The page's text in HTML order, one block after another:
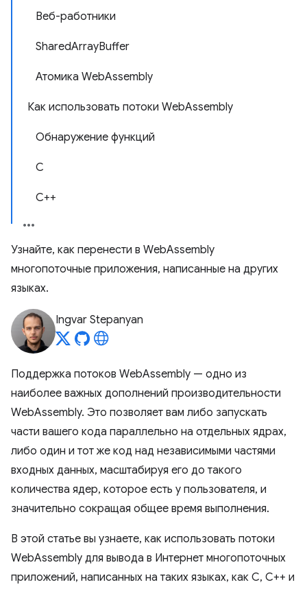
Веб-работники
SharedArrayBuffer
Атомика WebAssembly
Как использовать потоки WebAssembly
Обнаружение функций
С
С++
Узнайте, как перенести в WebAssembly
многопоточные приложения, написанные на других
языках.
Ingvar Stepanyan
Поддержка потоков WebAssembly — одно из
наиболее важных дополнений производительности
WebAssembly. Это позволяет вам либо запускать
части вашего кода параллельно на отдельных ядрах,
либо один и тот же код над независимыми частями
входных данных, масштабируя его до такого
количества ядер, которое есть у пользователя, и
значительно сокращая общее время выполнения.
В этой статье вы узнаете, как использовать потоки
WebAssembly для вывода в Интернет многопоточных
приложений, написанных на таких языках, как C, C++ и